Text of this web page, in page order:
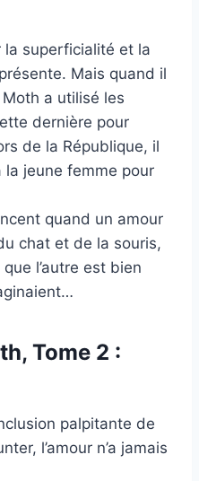
la superficialité et la
Mais quand il
a utilisé les
dernière pour
de la République, il
jeune femme pour
quand un amour
chat et de la souris,
l’autre est bien
Tome 2 :
palpitante de
l’amour n’a jamais